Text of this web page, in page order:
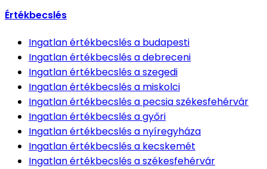
Értékbecslés
Ingatlan értékbecslésa budapesti
Ingatlan értékbecslésa debreceni
Ingatlan értékbecslésa szegedi
Ingatlan értékbecslésa miskolci
Ingatlan értékbecslésa pecsia székesfehérvár
Ingatlan értékbecslésa győri
Ingatlan értékbecslésa nyíregyháza
Ingatlan értékbecslésa kecskemét
Ingatlan értékbecslésa székesfehérvár